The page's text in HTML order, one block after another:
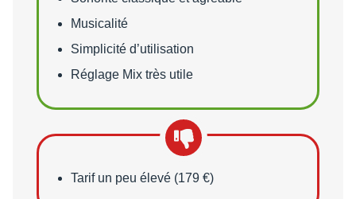
Musicalité
Simplicité d’utilisation
Réglage Mix très utile
Points faibles
Tarif un peu élevé (179 €)